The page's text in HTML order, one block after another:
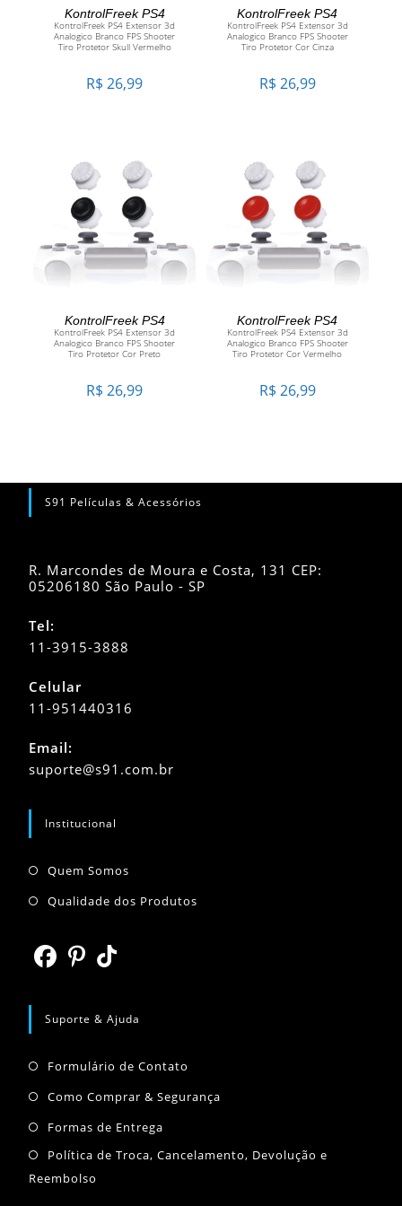
ADICIONAR AO CARRINHO
KontrolFreek PS4
KontrolFreek PS4 Extensor 3d
Analogico Branco FPS Shooter
Tiro Protetor Skull Vermelho
R$ 26,99
ADICIONAR AO CARRINHO
KontrolFreek PS4
KontrolFreek PS4 Extensor 3d
Analogico Branco FPS Shooter
Tiro Protetor Cor Cinza
R$ 26,99
ADICIONAR AO CARRINHO
KontrolFreek PS4
KontrolFreek PS4 Extensor 3d
Analogico Branco FPS Shooter
Tiro Protetor Cor Preto
R$ 26,99
ADICIONAR AO CARRINHO
KontrolFreek PS4
KontrolFreek PS4 Extensor 3d
Analogico Branco FPS Shooter
Tiro Protetor Cor Vermelho
R$ 26,99
S91 Películas & Acessórios
R. Marcondes de Moura e Costa, 131 CEP:
05206180 São Paulo - SP
Tel:
11-3915-3888
Celular
11-951440316
em
seu
Email:
suporte@s91.com.brAbre
Institucional
Quem SomosAbre
Qualidade dos ProdutosAbre
em
nova
aba
em
nova
aba
em
nova
Suporte & Ajuda
Formulário de Contato
aba
Como Comprar & SegurançaAbre
Formas de EntregaAbre
em
Política de Troca, Cancelamento, Devolução e
Reembolso